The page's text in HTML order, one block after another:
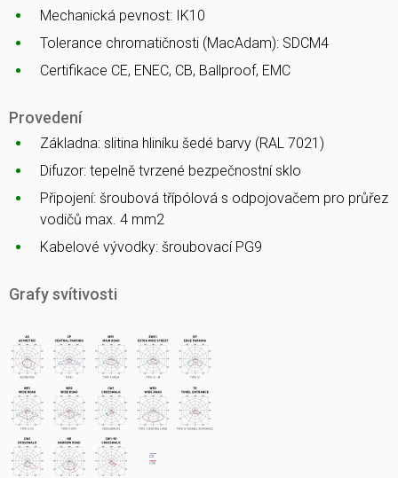
Mechanická pevnost: IK10
Tolerance chromatičnosti (MacAdam): SDCM4
Certifikace CE, ENEC, CB, Ballproof, EMC
Provedení
Základna: slitina hliníku šedé barvy (RAL 7021)
Difuzor: tepelně tvrzené bezpečnostní sklo
Připojení: šroubová třípólová s odpojovačem pro průřez
vodičů max. 4 mm2
Kabelové vývodky: šroubovací PG9
Grafy svítivosti